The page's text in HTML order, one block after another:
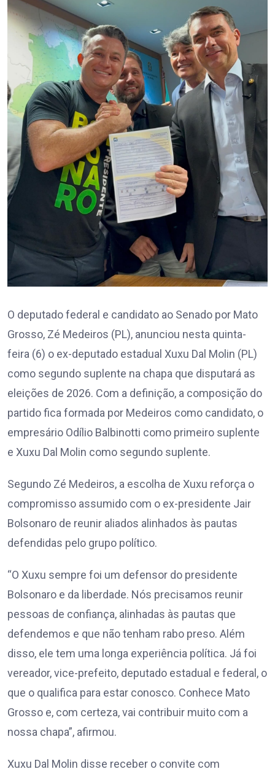
O deputado federal e candidato ao Senado por Mato
Grosso, Zé Medeiros (PL), anunciou nesta quinta-
feira (6) o ex-deputado estadual Xuxu Dal Molin (PL)
como segundo suplente na chapa que disputará as
eleições de 2026. Com a definição, a composição do
partido fica formada por Medeiros como candidato, o
empresário Odílio Balbinotti como primeiro suplente
e Xuxu Dal Molin como segundo suplente.
Segundo Zé Medeiros, a escolha de Xuxu reforça o
compromisso assumido com o ex-presidente Jair
Bolsonaro de reunir aliados alinhados às pautas
defendidas pelo grupo político.
“O Xuxu sempre foi um defensor do presidente
Bolsonaro e da liberdade. Nós precisamos reunir
pessoas de confiança, alinhadas às pautas que
defendemos e que não tenham rabo preso. Além
disso, ele tem uma longa experiência política. Já foi
vereador, vice-prefeito, deputado estadual e federal, o
que o qualifica para estar conosco. Conhece Mato
Grosso e, com certeza, vai contribuir muito com a
nossa chapa”, afirmou.
Xuxu Dal Molin disse receber o convite com